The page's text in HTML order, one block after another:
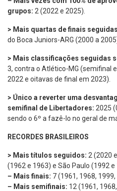
grupos: 2 (2022 e 2025).
> Mais quartas de finais
do Boca Juniors-ARG (2000 a
> Mais classificações seguidas
3, contra o Atlético-MG (semifinal
2022 e oitavas de final em 2023).
> Único a reverter uma
semifinal de Libertadores: 2025
sendo o 6º a fazê-lo no geral de
RECORDES BRASILEIROS
> Mais títulos seguidos: 2 (2020
(1962 e 1963) e São Paulo (1992 e
– Mais finais: 7 (1961, 1968,
– Mais semifinais: 12 (1961,